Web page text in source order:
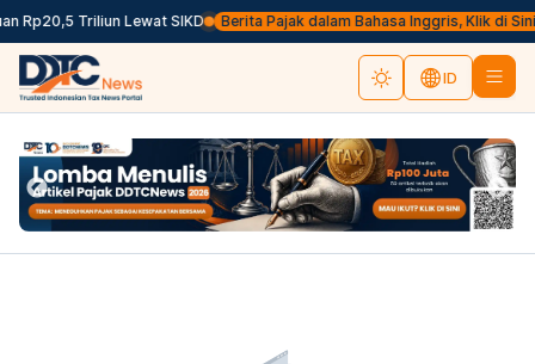
Rp20,5 Triliun Lewat SIKD Berita Pajak dalam Bahasa Inggris, Klik di Sini
ID